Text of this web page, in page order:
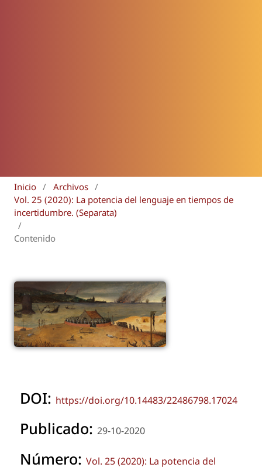
Inicio / Archivos /
Vol. 25 (2020): La potencia del lenguaje en tiempos de
incertidumbre. (Separata)
/
Contenido
DOI: https://doi.org/10.14483/22486798.17024
Publicado: 29-10-2020
Número: Vol. 25 (2020): La potencia del